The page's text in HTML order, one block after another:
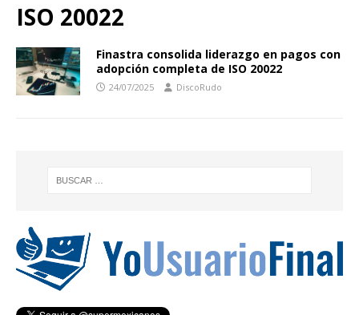
ISO 20022
Finastra consolida liderazgo en pagos con
adopción completa de ISO 20022
24/07/2025 DiscoRudo